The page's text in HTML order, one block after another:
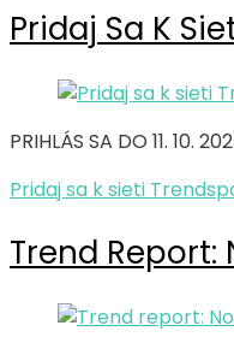
Pridaj Sa K
PRIHLÁS SA DO 11. 10.
Pridaj sa k sieti
Trend Report: